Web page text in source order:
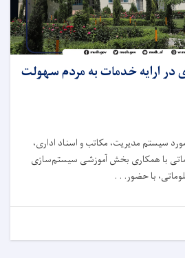
در ارایه خدمات به مردم سهولت
سیستم مدیریت، مکاتب و اسناد اداری،
با همکاری بخش آموزشی سیستم‌سازی
با حضور. . .